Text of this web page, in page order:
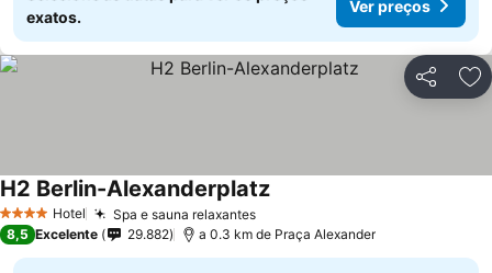
exatos.
Ver preços
Partilhar
4 EstrelasHotel Spa e sauna relaxantesVer preços
H2 Berlin-AlexanderplatzVer preços
8,5 Excelente 29.882 a 0.3 km de Praça Alexander